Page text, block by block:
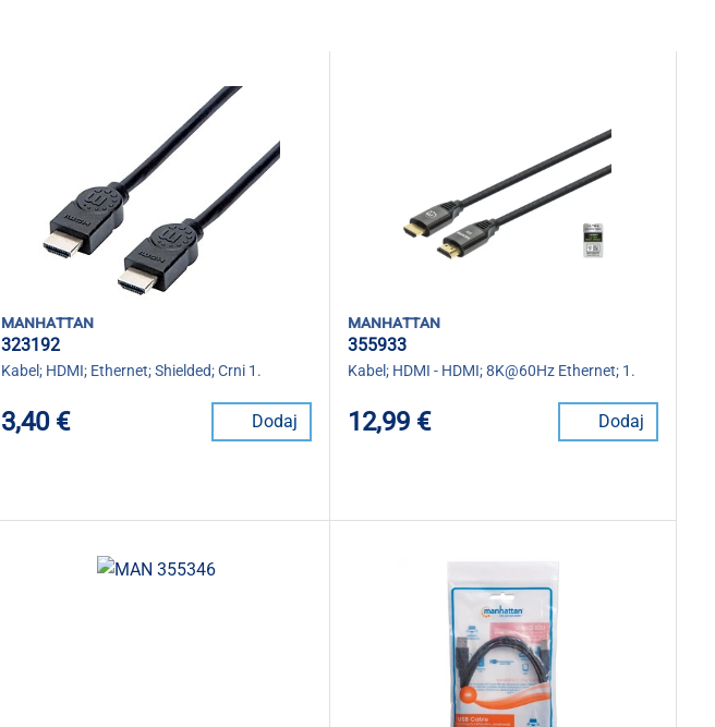
manhattan
323192
Kabel; HDMI; Ethernet; Shielded; Crni 1.
3,40 € Dodaj
manhattan
355933
Kabel; HDMI - HDMI; 8K@60Hz Ethernet; 1.
12,99 € Dodaj